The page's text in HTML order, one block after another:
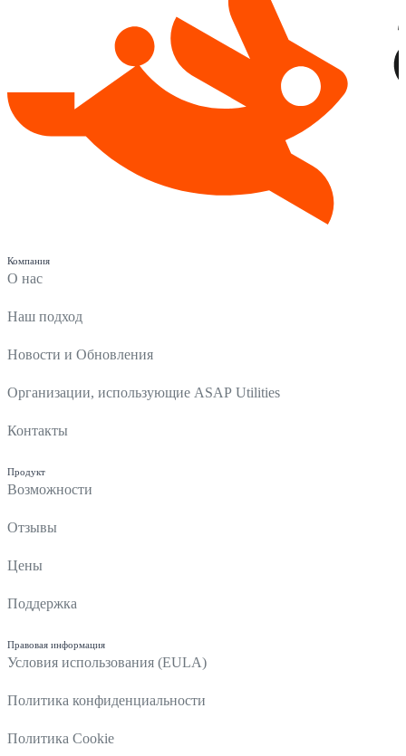
Компания
О нас
Наш подход
Новости и Обновления
Организации, использующие ASAP Utilities
Контакты
Продукт
Возможности
Отзывы
Цены
Поддержка
Правовая информация
Условия использования (EULA)
Политика конфиденциальности
Политика Cookie